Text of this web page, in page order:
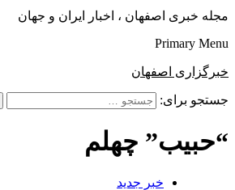
مجله خبری اصفهان ، اخبار ایران و جهان
Primary Menu
خبرگزاری اصفهان
جستجو برای:
“حبیب” چهلم
خبر جدید